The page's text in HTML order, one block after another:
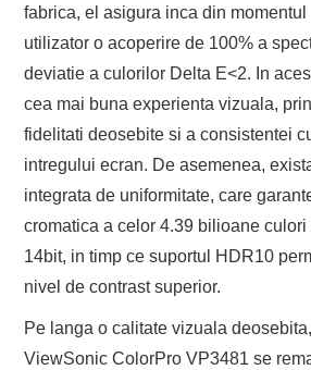
fabrica, el asigura inca din
utilizator o acoperire de 100% a
deviatie a culorilor Delta E<2. In
cea mai buna experienta vizuala,
fidelitati deosebite si a consistentei
intregului ecran. De asemenea,
integrata de uniformitate, care
cromatica a celor 4.39 bilioane
14bit, in timp ce suportul HDR10
nivel de contrast superior.
Pe langa o calitate vizuala
ViewSonic ColorPro VP3481 se